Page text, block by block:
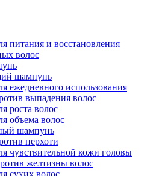
питания и восстановления
волос
шампунь
ежедневного использования
выпадения волос
роста волос
объема волос
шампунь
перхоти
чувствительной кожи головы
желтизны волос
сухих волос